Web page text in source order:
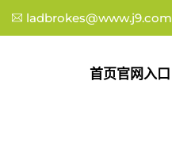
ladbrokes@www.j9.com
首页官网入口